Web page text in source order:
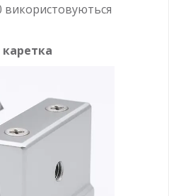
використовуються
каретка